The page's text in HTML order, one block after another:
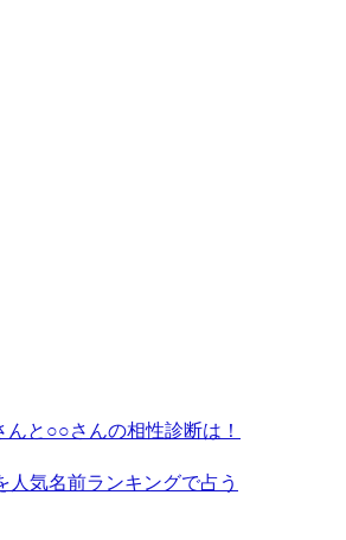
んと○○さんの相性診断は！
人気名前ランキングで占う